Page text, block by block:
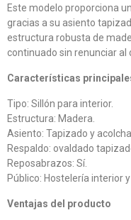
Este modelo proporciona
gracias a su asiento
estructura robusta de
continuado sin renunciar al
Características
Tipo: Sillón para interior.
Estructura: Madera.
Asiento: Tapizado y
Respaldo: ovaldado
Reposabrazos: Sí.
Público: Hostelería interior y
Ventajas del producto